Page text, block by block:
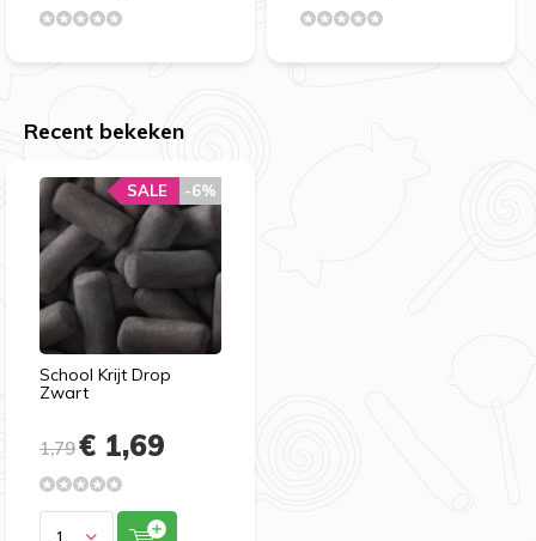
Recent bekeken
School Krijt Drop
Zwart
-6%
SALE
1,79€ 1,69